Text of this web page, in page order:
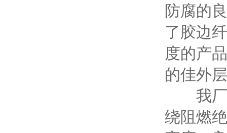
防腐的
了胶边
度的产
的佳外
我厂
绕阻燃